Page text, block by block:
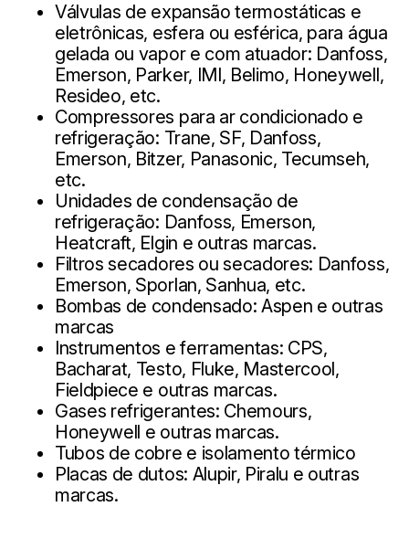
Válvulas de expansão termostáticas e
eletrônicas, esfera ou esférica, para água
gelada ou vapor e com atuador: Danfoss,
Emerson, Parker, IMI, Belimo, Honeywell,
Resideo, etc.
Compressores para ar condicionado e
refrigeração: Trane, SF, Danfoss,
Emerson, Bitzer, Panasonic, Tecumseh,
etc.
Unidades de condensação de
refrigeração: Danfoss, Emerson,
Heatcraft, Elgin e outras marcas.
Filtros secadores ou secadores: Danfoss,
Emerson, Sporlan, Sanhua, etc.
Bombas de condensado: Aspen e outras
marcas
Instrumentos e ferramentas: CPS,
Bacharat, Testo, Fluke, Mastercool,
Fieldpiece e outras marcas.
Gases refrigerantes: Chemours,
Honeywell e outras marcas.
Tubos de cobre e isolamento térmico
Placas de dutos: Alupir, Piralu e outras
marcas.